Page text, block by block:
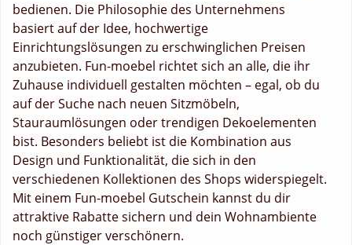
bedienen. Die Philosophie des Unternehmens
basiert auf der Idee, hochwertige
Einrichtungslösungen zu erschwinglichen Preisen
anzubieten. Fun-moebel richtet sich an alle, die ihr
Zuhause individuell gestalten möchten – egal, ob du
auf der Suche nach neuen Sitzmöbeln,
Stauraumlösungen oder trendigen Dekoelementen
bist. Besonders beliebt ist die Kombination aus
Design und Funktionalität, die sich in den
verschiedenen Kollektionen des Shops widerspiegelt.
Mit einem Fun-moebel Gutschein kannst du dir
attraktive Rabatte sichern und dein Wohnambiente
noch günstiger verschönern.